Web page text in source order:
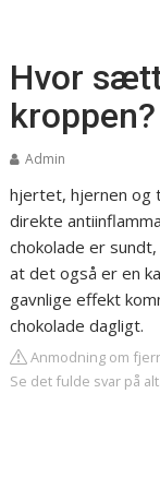
Hvor
kroppen?
Admin
hjertet, hjernen og
direkte
chokolade er
at det også er en
gavnlige effekt
chokolade dagligt.
Anmodning om
Se det fulde svar på